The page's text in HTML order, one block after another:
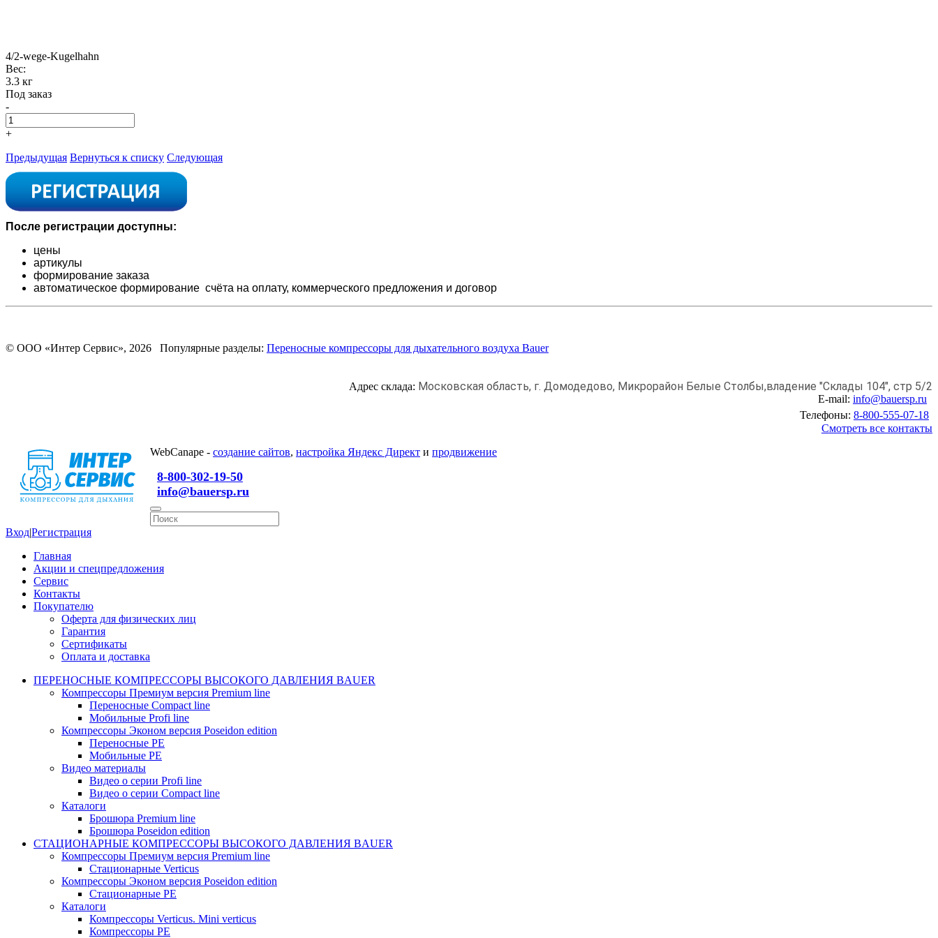
4/2-wege-Kugelhahn
Вес:
3.3 кг
Под заказ
-
+
Предыдущая Вернуться к списку Следующая
После регистрации доступны:
цены
артикулы
формирование заказа
автоматическое формирование счёта на оплату, коммерческого предложения и договор
© ООО «Интер Сервис», 2026 Популярные разделы: Переносные компрессоры для дыхательного воздуха Bauer
Адрес склада: Московская область, г. Домодедово, Микрорайон Белые Столбы,владение "Склады 104", стр 5/2
E-mail: info@bauersp.ru
Телефоны: 8-800-555-07-18
Смотреть все контакты
WebCanape - создание сайтов, настройка Яндекс Директ и продвижение
8-800-302-19-50
info@bauersp.ru
Вход|Регистрация
Главная
Акции и спецпредложения
Сервис
Контакты
Покупателю
Оферта для физических лиц
Гарантия
Сертификаты
Оплата и доставка
ПЕРЕНОСНЫЕ КОМПРЕССОРЫ ВЫСОКОГО ДАВЛЕНИЯ BAUER
Компрессоры Премиум версия Premium line
Переносные Compact line
Мобильные Profi line
Компрессоры Эконом версия Poseidon edition
Переносные PE
Мобильные PE
Видео материалы
Видео о серии Profi line
Видео о серии Compact line
Каталоги
Брошюра Premium line
Брошюра Poseidon edition
СТАЦИОНАРНЫЕ КОМПРЕССОРЫ ВЫСОКОГО ДАВЛЕНИЯ BAUER
Компрессоры Премиум версия Premium line
Стационарные Verticus
Компрессоры Эконом версия Poseidon edition
Стационарные PE
Каталоги
Компрессоры Verticus. Mini verticus
Компрессоры PE